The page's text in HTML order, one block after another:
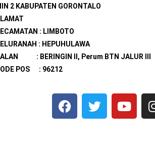
2 KABUPATEN GORONTALO
: LIMBOTO
: HEPUHULAWA
: BERINGIN II, Perum BTN JALUR III
POS : 96212